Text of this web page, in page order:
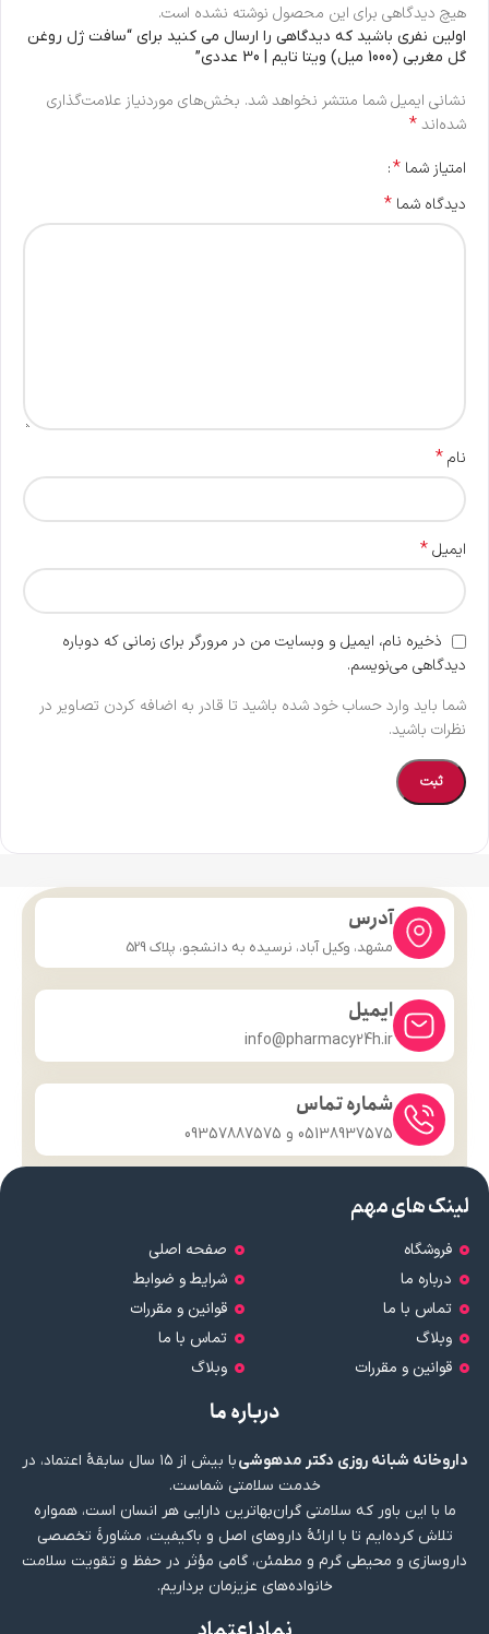
هیچ دیدگاهی برای این محصول نوشته نشده است.
اولین نفری باشید که دیدگاهی را ارسال می کنید برای “سافت ژل روغن
گل مغربی (1000 میل) ویتا تایم | 30 عددی”
نشانی ایمیل شما منتشر نخواهد شد. بخش‌های موردنیاز علامت‌گذاری
شده‌اند*
امتیاز شما *
دیدگاه شما *
نام*
ایمیل*
ذخیره نام، ایمیل و وبسایت من در مرورگر برای زمانی که دوباره
دیدگاهی می‌نویسم.
شما باید وارد حساب خود شده باشید تا قادر به اضافه کردن تصاویر در
نظرات باشید.
آدرس
مشهد، وکیل آباد، نرسیده به دانشجو، پلاک 529
ایمیل
info@pharmacy24h.ir
شماره تماس
05138937575 و 09357887575
لینک های مهم
فروشگاه
درباره ما
تماس با ما
وبلاگ
قوانین و مقررات
صفحه اصلی
شرایط و ضوابط
قوانین و مقررات
تماس با ما
وبلاگ
درباره ما
داروخانه شبانه روزی دکتر مدهوشی
با بیش از ۱۵ سال سابقهٔ اعتماد، در
خدمت سلامتی شماست.
ما با این باور که سلامتی گران‌بهاترین دارایی هر انسان است، همواره
تلاش کرده‌ایم تا با ارائهٔ داروهای اصل و باکیفیت، مشاورهٔ تخصصی
داروسازی و محیطی گرم و مطمئن، گامی مؤثر در حفظ و تقویت سلامت
خانواده‌های عزیزمان برداریم.